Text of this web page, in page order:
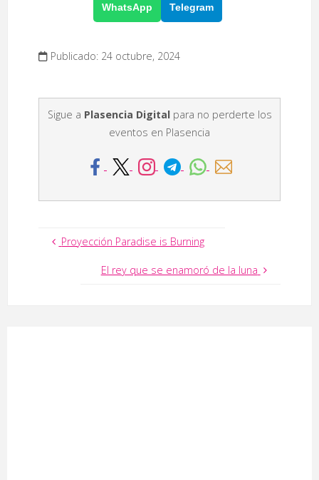
WhatsApp Telegram
Publicado: 24 octubre, 2024
Sigue a Plasencia Digitalpara no perderte los
eventos en Plasencia
Proyección Paradise is Burning
El rey que se enamoró de la luna